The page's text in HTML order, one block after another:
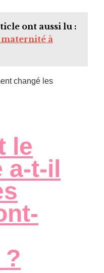
ont aussi lu :
à
changé les
le
t-il
?